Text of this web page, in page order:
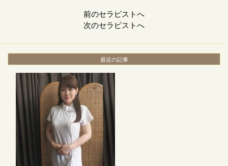
前のセラピストへ
次のセラピストへ
最近の記事